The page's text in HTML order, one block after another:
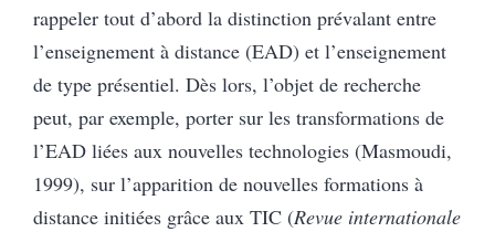
rappeler tout d’abord la distinction prévalant entre
l’enseignement à distance (EAD) et l’enseignement
de type présentiel. Dès lors, l’objet de recherche
peut, par exemple, porter sur les transformations de
l’EAD liées aux nouvelles technologies (Masmoudi,
1999), sur l’apparition de nouvelles formations à
distance initiées grâce aux TIC (Revue internationale